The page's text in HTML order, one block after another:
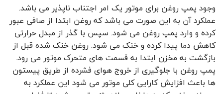
وجود پمپ روغن برای موتور یک امر اجتناب ناپذیر می باشد.
عملکرد آن به این صورت می باشد که روغن ابتدا از صافی عبور
کرده و وارد پمپ روغن می شود. سپس با گذر از مبدل حرارتی
کاهش دما پیدا کرده و خنک می ‌شود. روغن خنک شده قبل از
بازگشت به مخزن ابتدا به قسمت های متحرک موتور می ‌رود.
پمپ روغن با جلوگیری از خروج هوای فشرده از طریق پیستون
ها باعث افزایش کارایی کلی موتور می‌ شود این عملکرد به